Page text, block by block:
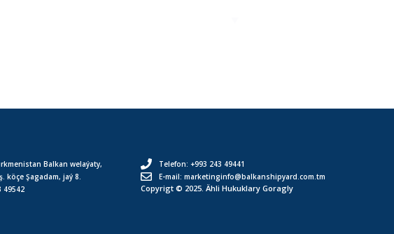
Balkan welaýaty,
köçe Şagadam, jaý 8.
49542
Telefon: +993 243 49441
E-mail: marketinginfo@balkanshipyard.com.tm
Copyrigt © 2025. Ähli Hukuklary Goragly